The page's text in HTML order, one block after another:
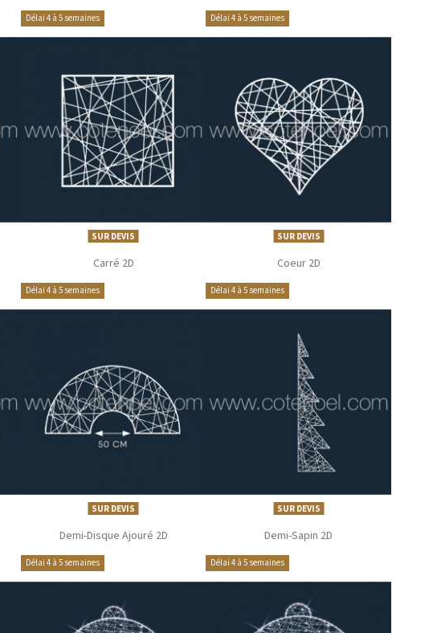
Délai 4 à 5 semaines
SUR DEVIS
Carré 2D
Délai 4 à 5 semaines
SUR DEVIS
Coeur 2D
Délai 4 à 5 semaines
SUR DEVIS
Demi-Disque Ajouré 2D
Délai 4 à 5 semaines
SUR DEVIS
Demi-Sapin 2D
Délai 4 à 5 semaines Délai 4 à 5 semaines